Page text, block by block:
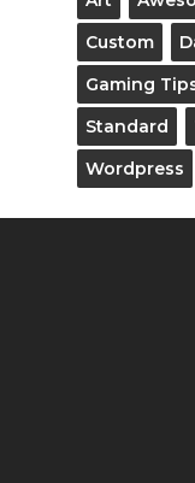
Custom
Gaming
Standard
Wordpress